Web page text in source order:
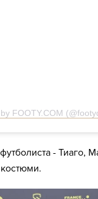
FOOTY.COM
- Тиаго,